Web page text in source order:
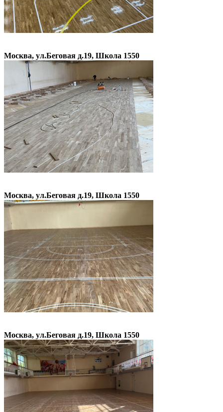
Москва, ул.Беговая д.19, Школа 1550
Москва, ул.Беговая д.19, Школа 1550
Москва, ул.Беговая д.19, Школа 1550